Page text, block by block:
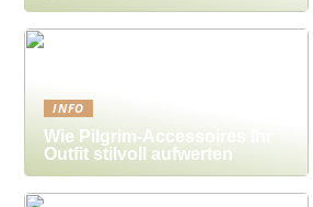
INFO
Wie Pilgrim-Accessoires Ihr
Outfit stilvoll aufwerten